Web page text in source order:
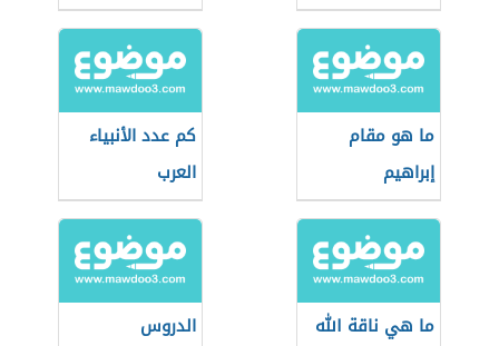
ما هو مقام
إبراهيم
كم عدد الأنبياء
العرب
ما هي ناقة الله
الدروس